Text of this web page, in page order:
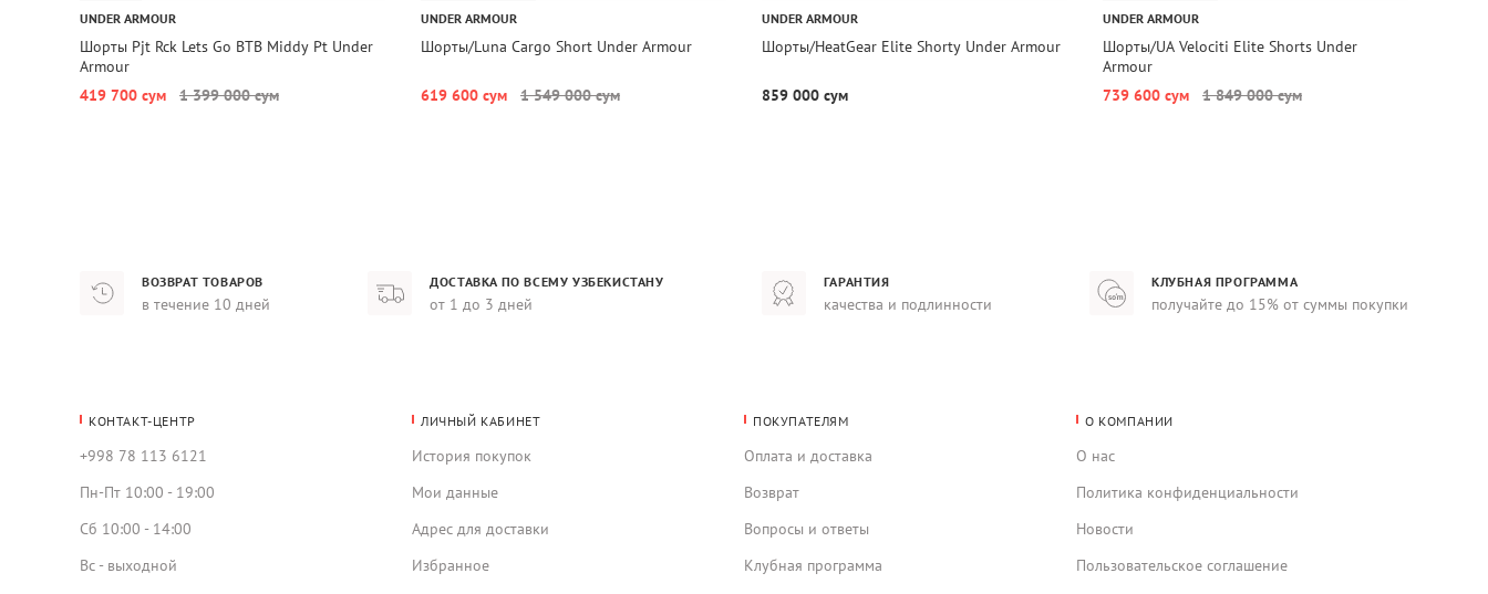
UNDER ARMOUR
Шорты Pjt Rck Lets Go BTB Middy Pt Under
Armour
419 700 сум
1 399 000 сум
UNDER ARMOUR
Шорты/Luna Cargo Short Under Armour
619 600 сум 1 549 000 сум
UNDER ARMOUR
Шорты/HeatGear Elite Shorty Under Armour
859 000 сум
UNDER ARMOUR
Шорты/UA Velociti Elite Shorts Under
Armour
739 600 сум
1 849 000 сум
ВОЗВРАТ ТОВАРОВ
в течение 10 дней
ДОСТАВКА ПО ВСЕМУ УЗБЕКИСТАНУ
от 1 до 3 дней
ГАРАНТИЯ
качества и подлинности
КЛУБНАЯ ПРОГРАММА
получайте до 15% от суммы покупки
КОНТАКТ-ЦЕНТР
+998 78 113 6121
Пн-Пт 10:00 - 19:00
Сб 10:00 - 14:00
Вс - выходной
ЛИЧНЫЙ КАБИНЕТ
История покупок
Мои данные
Адрес для доставки
Избранное
ПОКУПАТЕЛЯМ
Оплата и доставка
Возврат
Вопросы и ответы
Клубная программа
О КОМПАНИИ
О нас
Политика конфиденциальности
Новости
Пользовательское соглашение